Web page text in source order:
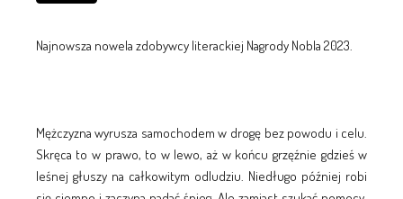
Najnowsza nowela zdobywcy literackiej Nagrody Nobla 2023.
Mężczyzna wyrusza samochodem w drogę bez powodu i celu.
Skręca to w prawo, to w lewo, aż w końcu grzęźnie gdzieś w
leśnej głuszy na całkowitym odludziu. Niedługo później robi